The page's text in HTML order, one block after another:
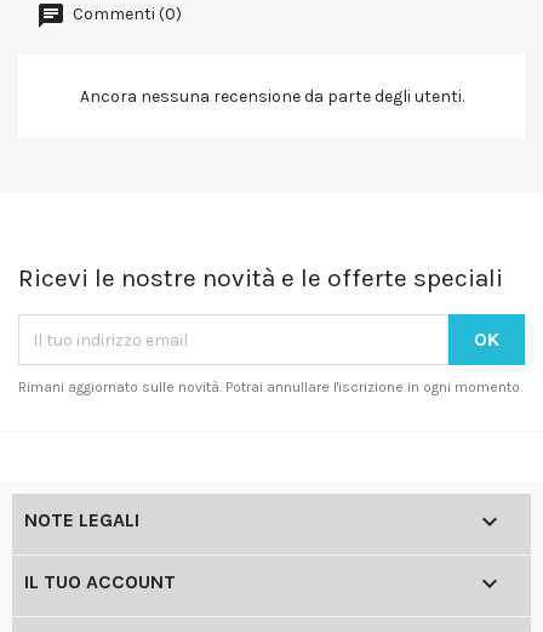
Commenti (0)
Ancora nessuna recensione da parte degli utenti.
Ricevi le nostre novità e le offerte speciali
Rimani aggiornato sulle novità. Potrai annullare l'iscrizione in ogni momento.
NOTE LEGALI 
IL TUO ACCOUNT 